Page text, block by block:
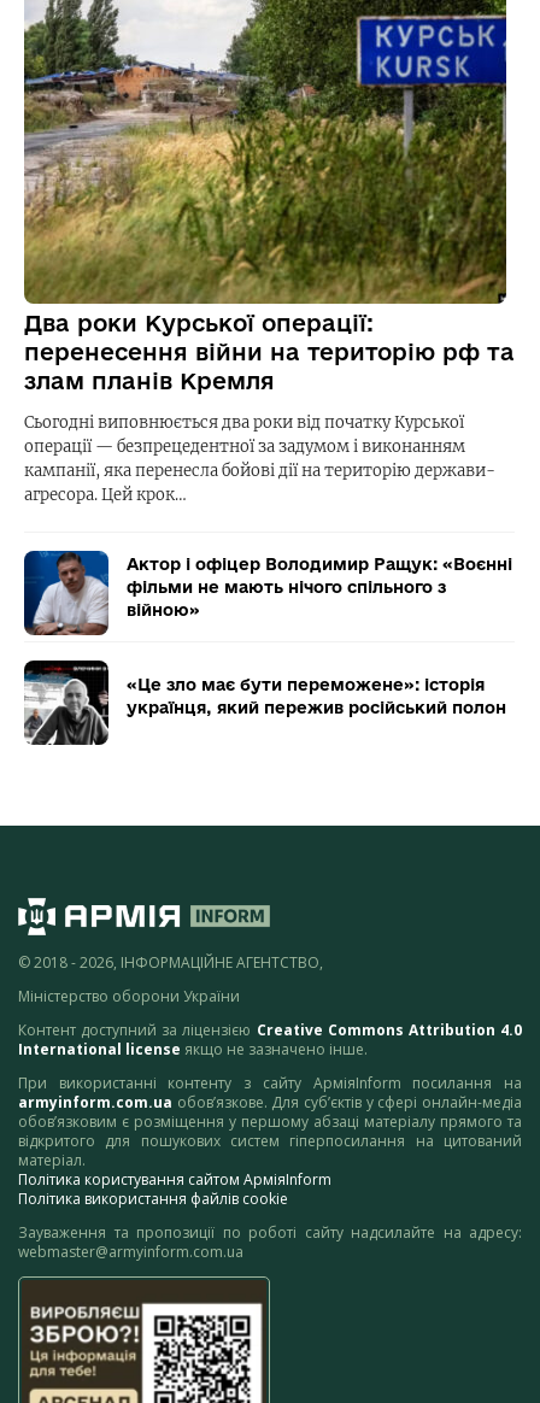
Два роки Курської операції:
перенесення війни на територію рф та
злам планів Кремля
Сьогодні виповнюється два роки від початку Курської
операції — безпрецедентної за задумом і виконанням
кампанії, яка перенесла бойові дії на територію держави-
агресора. Цей крок…
Актор і офіцер Володимир Ращук: «Воєнні
фільми не мають нічого спільного з
війною»
«Це зло має бути переможене»: історія
українця, який пережив російський полон
© 2018 - 2026, ІНФОРМАЦІЙНЕ АГЕНТСТВО,
Міністерство оборони України
Контент доступний за ліцензією Creative Commons Attribution 4.0
International license якщо не зазначено інше.
При використанні контенту з сайту АрміяInform посилання на
armyinform.com.ua обов’язкове. Для суб’єктів у сфері онлайн-медіа
обов’язковим є розміщення у першому абзаці матеріалу прямого та
відкритого для пошукових систем гіперпосилання на цитований
матеріал.
Політика користування сайтом АрміяInform
Політика використання файлів cookie
Зауваження та пропозиції по роботі сайту надсилайте на адресу:
webmaster@armyinform.com.ua